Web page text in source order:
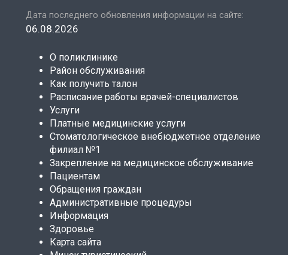
Дата последнего обновления информации на сайте:
06.08.2026
О поликлинике
Район обслуживания
Как получить талон
Расписание работы врачей-специалистов
Услуги
Платные медицинские услуги
Стоматологическое внебюджетное отделение
филиал №1
Закрепление на медицинское обслуживание
Пациентам
Обращения граждан
Административные процедуры
Информация
Здоровье
Карта сайта